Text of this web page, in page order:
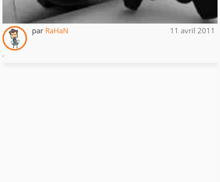
par RaHaN 11 avril 2011
.